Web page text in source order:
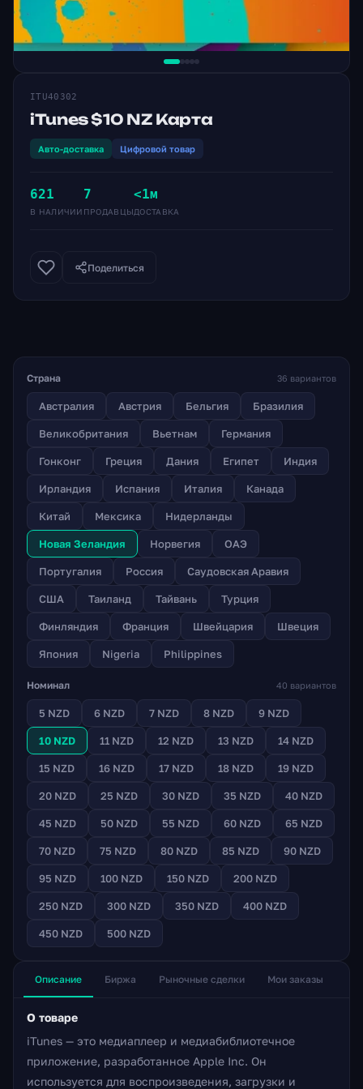
ITU40302
iTunes $10 NZ Карта
Авто-доставка Цифровой товар
621
В НАЛИЧИИ
7
ПРОДАВЦЫ
<1м
ДОСТАВКА
Поделиться
Страна 36 вариантов
Австралия Австрия Бельгия Бразилия
Великобритания Вьетнам Германия
Гонконг Греция Дания Египет Индия
Ирландия Испания Италия Канада
Китай Мексика Нидерланды
Новая Зеландия Норвегия ОАЭ
Португалия Россия Саудовская Аравия
США Таиланд Тайвань Турция
Финляндия Франция Швейцария Швеция
Япония Nigeria Philippines
Номинал 40 вариантов
5 NZD 6 NZD 7 NZD 8 NZD 9 NZD
10 NZD 11 NZD 12 NZD 13 NZD 14 NZD
15 NZD 16 NZD 17 NZD 18 NZD 19 NZD
20 NZD 25 NZD 30 NZD 35 NZD 40 NZD
45 NZD 50 NZD 55 NZD 60 NZD 65 NZD
70 NZD 75 NZD 80 NZD 85 NZD 90 NZD
95 NZD 100 NZD 150 NZD 200 NZD
250 NZD 300 NZD 350 NZD 400 NZD
450 NZD 500 NZD
Описание Биржа Рыночные сделки Мои заказы
О товаре
iTunes — это медиаплеер и медиабиблиотечное
приложение, разработанное Apple Inc. Он
используется для воспроизведения, загрузки и